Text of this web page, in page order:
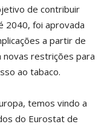
de contribuir
2040, foi aprovada
a partir de
novas restrições para
ao tabaco.
temos vindo a
do Eurostat de